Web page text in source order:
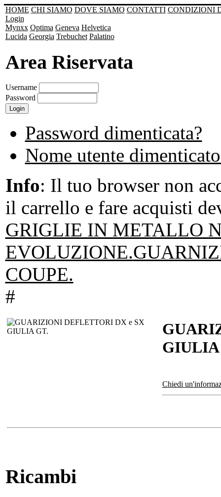
HOME CHI SIAMO DOVE SIAMO CONTATTI CONDIZIONI
Login
Mynxx Optima Geneva Helvetica
Lucida Georgia Trebuchet Palatino
Area Riservata
Username
Password
Password dimenticata?
Nome utente
Info: Il tuo browser non
il carrello e fare acquisti
GRIGLIE IN METALLO
EVOLUZIONE.
COUPE.
#
GIULIA
Chiedi
Ricambi